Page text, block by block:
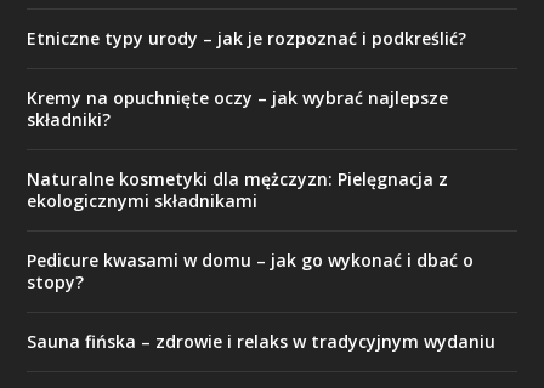
Etniczne typy urody – jak je rozpoznać i podkreślić?
Kremy na opuchnięte oczy – jak wybrać najlepsze
składniki?
Naturalne kosmetyki dla mężczyzn: Pielęgnacja z
ekologicznymi składnikami
Pedicure kwasami w domu – jak go wykonać i dbać o
stopy?
Sauna fińska – zdrowie i relaks w tradycyjnym wydaniu